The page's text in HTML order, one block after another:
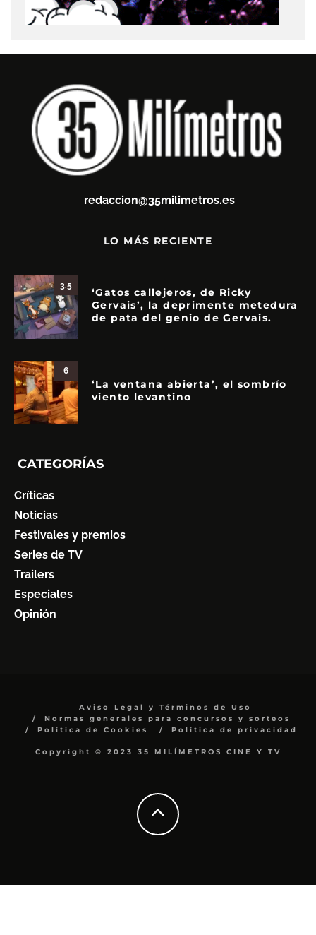
redaccion@35milimetros.es
LO MÁS RECIENTE
3.5
‘Gatos callejeros, de Ricky
Gervais’, la deprimente metedura
de pata del genio de Gervais.
6
‘La ventana abierta’, el sombrío
viento levantino
CATEGORÍAS
Críticas
Noticias
Festivales y premios
Series de TV
Trailers
Especiales
Opinión
Aviso Legal y Términos de Uso
Normas generales para concursos y sorteos
Política de Cookies
Política de privacidad
Copyright © 2023 35 MILÍMETROS CINE Y TV